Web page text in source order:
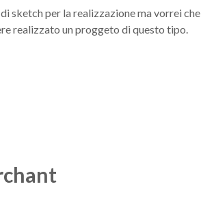
sketch per la realizzazione ma vorrei che
realizzato un proggeto di questo tipo.